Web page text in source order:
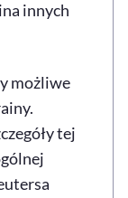
innych
możliwe
tej